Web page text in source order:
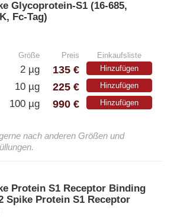
Glycoprotein-S1 (16-685,
Fc-Tag)
Größe Preis Einkaufsliste
2 µg 135 € Hinzufügen
10 µg 225 € Hinzufügen
100 µg 990 € Hinzufügen
nach anderen Größen und
Protein S1 Receptor Binding
Spike Protein S1 Receptor